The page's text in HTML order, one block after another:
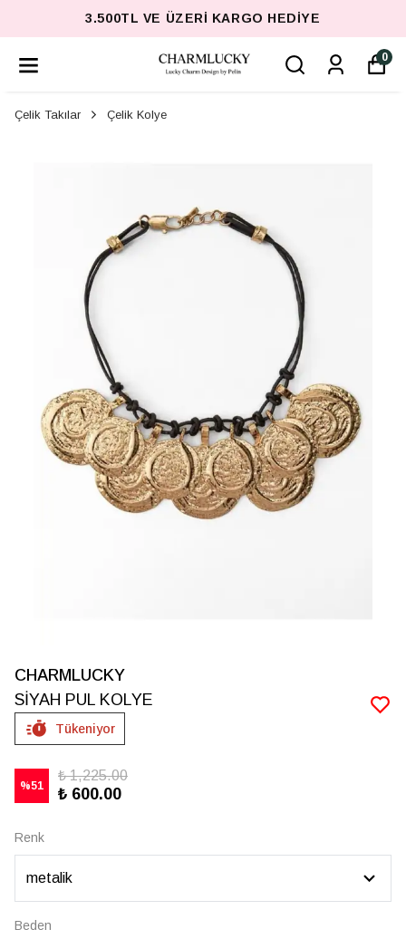
3.500TL VE ÜZERI KARGO HEDIYE
0
Çelik Takılar Çelik Kolye
CHARMLUCKY
SİYAH PUL KOLYE
Tükeniyor
%51
₺ 1,225.00
₺ 600.00
Renk
Beden